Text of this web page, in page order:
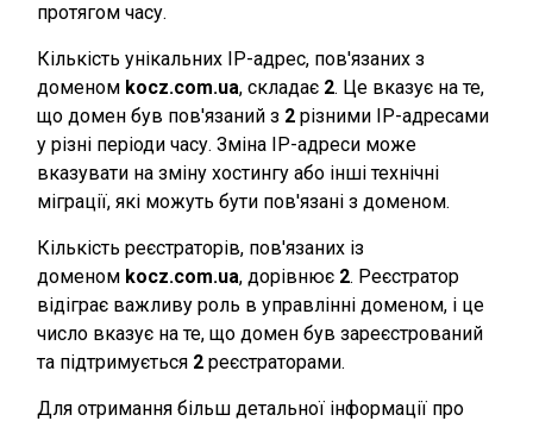
протягом часу.
Кількість унікальних IP-адрес, пов'язаних з
доменом kocz.com.ua, складає 2. Це вказує на те,
що домен був пов'язаний з 2 різними IP-адресами
у різні періоди часу. Зміна IP-адреси може
вказувати на зміну хостингу або інші технічні
міграції, які можуть бути пов'язані з доменом.
Кількість реєстраторів, пов'язаних із
доменом kocz.com.ua, дорівнює 2. Реєстратор
відіграє важливу роль в управлінні доменом, і це
число вказує на те, що домен був зареєстрований
та підтримується 2 реєстраторами.
Для отримання більш детальної інформації про